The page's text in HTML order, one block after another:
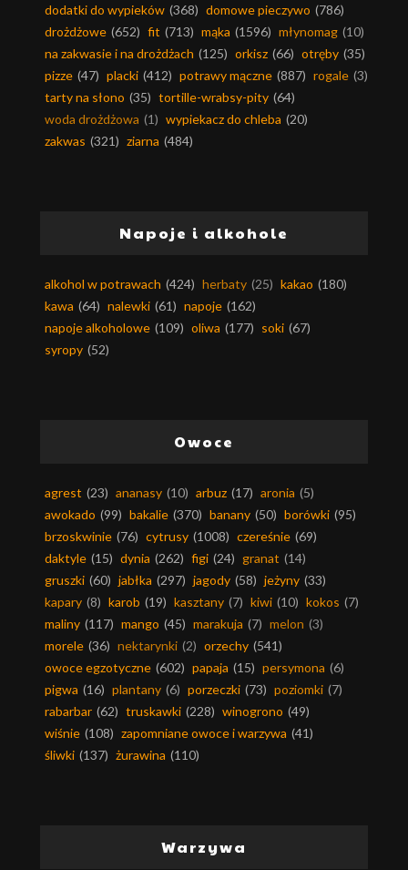
dodatki do wypieków (368) domowe pieczywo (786)
drożdżowe (652) fit (713) mąka (1596) młynomag (10)
na zakwasie i na drożdżach (125) orkisz (66) otręby (35)
pizze (47) placki (412) potrawy mączne (887) rogale (3)
tarty na słono (35) tortille-wrabsy-pity (64)
woda drożdżowa (1) wypiekacz do chleba (20)
zakwas (321) ziarna (484)
Napoje i alkohole
alkohol w potrawach (424) herbaty (25) kakao (180)
kawa (64) nalewki (61) napoje (162)
napoje alkoholowe (109) oliwa (177) soki (67)
syropy (52)
Owoce
agrest (23) ananasy (10) arbuz (17) aronia (5)
awokado (99) bakalie (370) banany (50) borówki (95)
brzoskwinie (76) cytrusy (1008) czereśnie (69)
daktyle (15) dynia (262) figi (24) granat (14)
gruszki (60) jabłka (297) jagody (58) jeżyny (33)
kapary (8) karob (19) kasztany (7) kiwi (10) kokos (7)
maliny (117) mango (45) marakuja (7) melon (3)
morele (36) nektarynki (2) orzechy (541)
owoce egzotyczne (602) papaja (15) persymona (6)
pigwa (16) plantany (6) porzeczki (73) poziomki (7)
rabarbar (62) truskawki (228) winogrono (49)
wiśnie (108) zapomniane owoce i warzywa (41)
śliwki (137) żurawina (110)
Warzywa